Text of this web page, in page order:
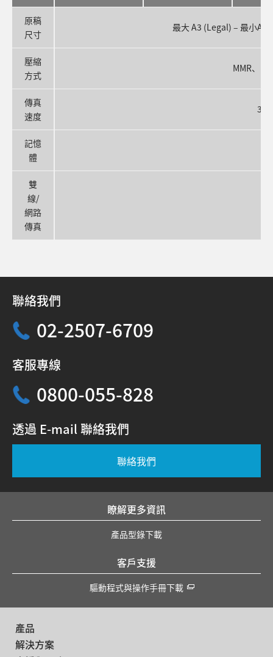
原稿
尺寸
最大 A3 (Legal) – 最小
壓縮
方式
MMR、
傳真
速度
記憶
體
雙
線/
網路
傳真
聯絡我們
02-2507-6709
客服專線
0800-055-828
透過 E-mail 聯絡我們
聯絡我們
瞭解更多資訊
產品型錄下載
客戶支援
驅動程式與操作手冊下載
產品
解決方案